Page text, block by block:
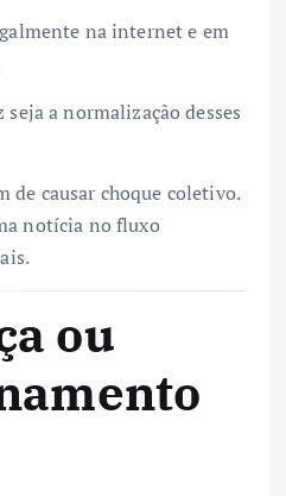
na internet e em
a normalização desses
de causar choque coletivo.
notícia no fluxo
ou